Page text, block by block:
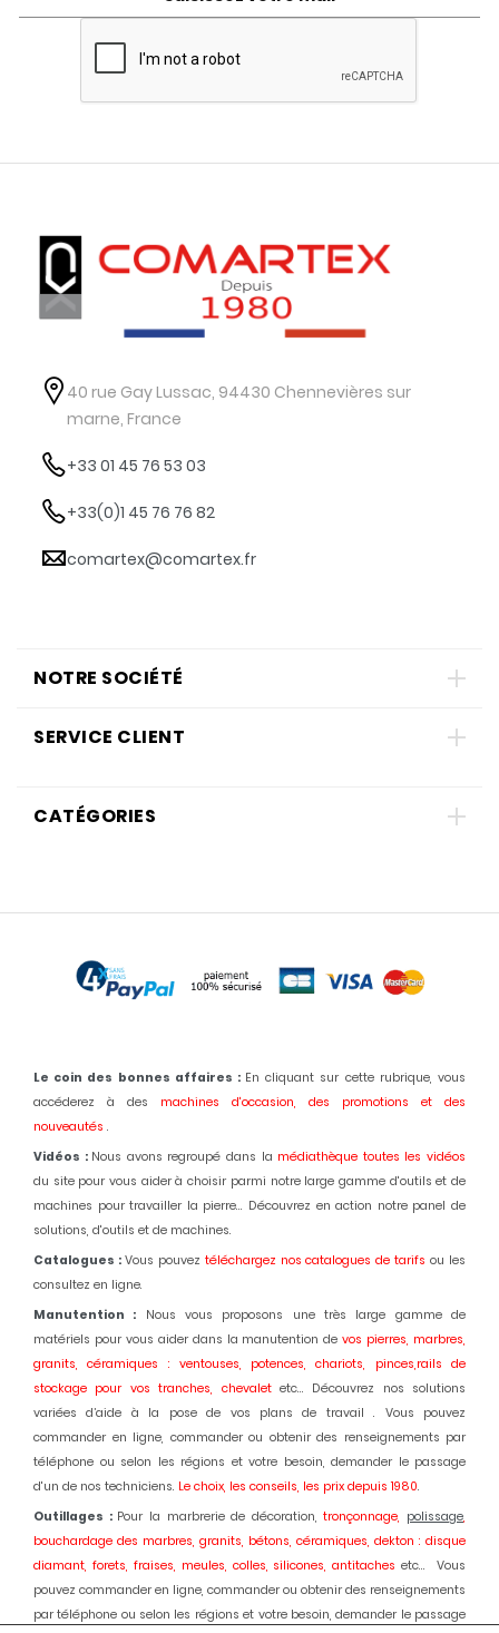
40 rue Gay Lussac, 94430 Chennevières sur
marne, France
+33 01 45 76 53 03
+33(0)1 45 76 76 82
comartex@comartex.fr
NOTRE SOCIÉTÉ
SERVICE CLIENT
CATÉGORIES
Le coin des bonnes affaires : En cliquant sur cette rubrique, vous
accéderez à des machines d'occasion, des promotions et des
nouveautés .
Vidéos : Nous avons regroupé dans la médiathèque toutes les vidéos
du site pour vous aider à choisir parmi notre large gamme d'outils et de
machines pour travailler la pierre... Découvrez en action notre panel de
solutions, d'outils et de machines.
Catalogues : Vous pouvez téléchargez nos catalogues de tarifs ou les
consultez en ligne.
Manutention : Nous vous proposons une très large gamme de
matériels pour vous aider dans la manutention devos pierres, marbres,
granits, céramiques : ventouses, potences, chariots, pinces,rails de
stockage pour vos tranches, chevalet etc... Découvrez nos solutions
variées d’aide à la pose de vos plans de travail . Vous pouvez
commander en ligne, commander ou obtenir des renseignements par
téléphone ou selon les régions et votre besoin, demander le passage
d'un de nos techniciens. Le choix, les conseils, les prix depuis 1980.
Outillages : Pour la marbrerie de décoration,tronçonnage, polissage,
bouchardage des marbres, granits, bétons, céramiques, dekton : disque
diamant, forets, fraises, meules, colles, silicones, antitaches etc... Vous
pouvez commander en ligne, commander ou obtenir des renseignements
par téléphone ou selon les régions et votre besoin, demander le passage